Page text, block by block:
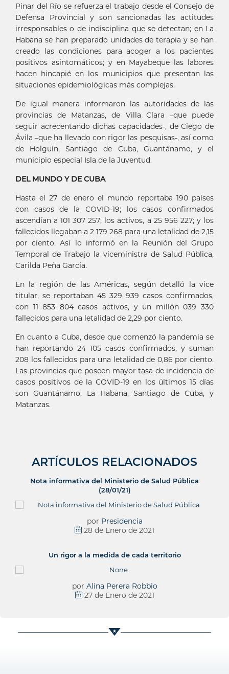
Pinar del Río se refuerza el trabajo desde el Consejo de
Defensa Provincial y son sancionadas las actitudes
irresponsables o de indisciplina que se detectan; en La
Habana se han preparado unidades de terapia y se han
creado las condiciones para acoger a los pacientes
positivos asintomáticos; y en Mayabeque las labores
hacen hincapié en los municipios que presentan las
situaciones epidemiológicas más complejas.
De igual manera informaron las autoridades de las
provincias de Matanzas, de Villa Clara –que puede
seguir acrecentando dichas capacidades-, de Ciego de
Ávila –que ha llevado con rigor las pesquisas-, así como
de Holguín, Santiago de Cuba, Guantánamo, y el
municipio especial Isla de la Juventud.
DEL MUNDO Y DE CUBA
Hasta el 27 de enero el mundo reportaba 190 países
con casos de la COVID-19; los casos confirmados
ascendían a 101 307 257; los activos, a 25 956 227; y los
fallecidos llegaban a 2 179 268 para una letalidad de 2,15
por ciento. Así lo informó en la Reunión del Grupo
Temporal de Trabajo la viceministra de Salud Pública,
Carilda Peña García.
En la región de las Américas, según detalló la vice
titular, se reportaban 45 329 939 casos confirmados,
con 11 853 804 casos activos, y un millón 039 330
fallecidos para una letalidad de 2,29 por ciento.
En cuanto a Cuba, desde que comenzó la pandemia se
han reportando 24 105 casos confirmados, y suman
208 los fallecidos para una letalidad de 0,86 por ciento.
Las provincias que poseen mayor tasa de incidencia de
casos positivos de la COVID-19 en los últimos 15 días
son Guantánamo, La Habana, Santiago de Cuba, y
Matanzas.
ARTÍCULOS RELACIONADOS
Nota informativa del Ministerio de Salud Pública
(28/01/21)
por Presidencia
28 de Enero de 2021
Un rigor a la medida de cada territorio
por Alina Perera Robbio
27 de Enero de 2021